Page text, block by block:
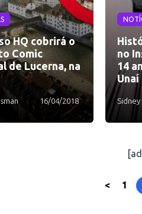
HQ cobrirá o
Comic
de Lucerna, na
16/04/2018
no
14
Unaí
Sidney
< 1